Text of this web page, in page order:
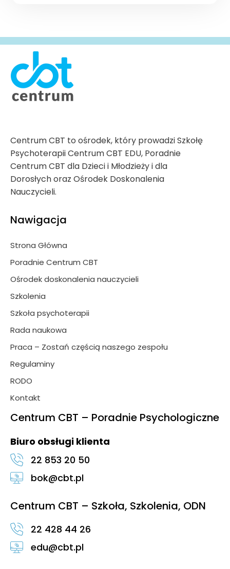
Centrum CBT to ośrodek, który prowadzi Szkołę
Psychoterapii Centrum CBT EDU, Poradnie
Centrum CBT dla Dzieci i Młodzieży i dla
Dorosłych oraz Ośrodek Doskonalenia
Nauczycieli.
Nawigacja
Strona Główna
Poradnie Centrum CBT
Ośrodek doskonalenia nauczycieli
Szkolenia
Szkoła psychoterapii
Rada naukowa
Praca – Zostań częścią naszego zespołu
Regulaminy
RODO
Kontakt
Centrum CBT – Poradnie Psychologiczne
Biuro obsługi klienta
22 853 20 50
bok@cbt.pl
Centrum CBT – Szkoła, Szkolenia, ODN
22 428 44 26
edu@cbt.pl